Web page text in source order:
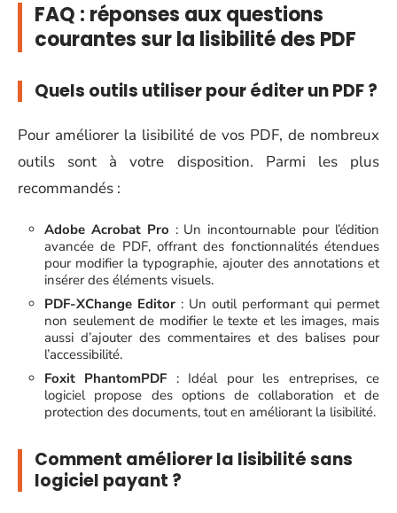
FAQ : réponses aux questions
courantes sur la lisibilité des PDF
Quels outils utiliser pour éditer un PDF ?
Pour améliorer la lisibilité de vos PDF, de nombreux
outils sont à votre disposition. Parmi les plus
recommandés :
Adobe Acrobat Pro : Un incontournable pour l’édition
avancée de PDF, offrant des fonctionnalités étendues
pour modifier la typographie, ajouter des annotations et
insérer des éléments visuels.
PDF-XChange Editor : Un outil performant qui permet
non seulement de modifier le texte et les images, mais
aussi d’ajouter des commentaires et des balises pour
l’accessibilité.
Foxit PhantomPDF : Idéal pour les entreprises, ce
logiciel propose des options de collaboration et de
protection des documents, tout en améliorant la lisibilité.
Comment améliorer la lisibilité sans
logiciel payant ?